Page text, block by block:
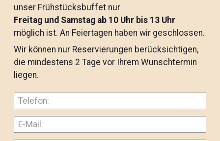
unser Frühstücksbuffet nur
Freitag und Samstag ab 10 Uhr bis 13 Uhr
möglich ist. An Feiertagen haben wir geschlossen.
Wir können nur Reservierungen berücksichtigen,
die mindestens 2 Tage vor Ihrem Wunschtermin
liegen.